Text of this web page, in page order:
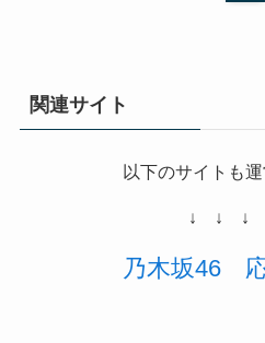
関連サイト
以下のサイトも
↓ ↓ ↓
乃木坂46